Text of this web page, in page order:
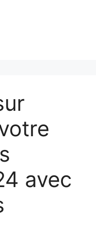
avec